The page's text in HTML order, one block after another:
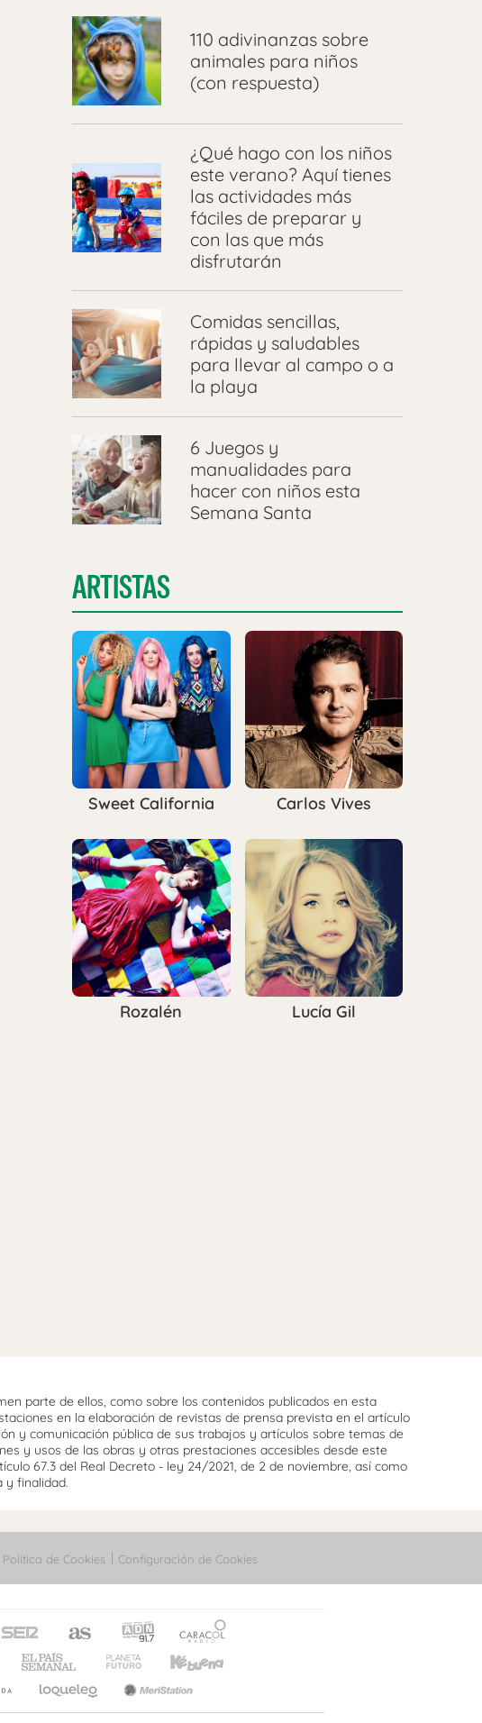
110 adivinanzas sobre
animales para niños
(con respuesta)
¿Qué hago con los niños
este verano? Aquí tienes
las actividades más
fáciles de preparar y
con las que más
disfrutarán
Comidas sencillas,
rápidas y saludables
para llevar al campo o a
la playa
6 Juegos y
manualidades para
hacer con niños esta
Semana Santa
ARTISTAS
Sweet California Carlos Vives
Rozalén Lucía Gil
parte de ellos, como sobre los contenidos publicados en esta
en la elaboración de revistas de prensa prevista en el artículo
y comunicación pública de sus trabajos y artículos sobre temas de
y usos de las obras y otras prestaciones accesibles desde este
67.3 del Real Decreto - ley 24/2021, de 2 de noviembre, así como
y finalidad.
Política de Cookies Configuración de Cookies